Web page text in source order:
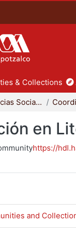
& Collections
División de Ciencias Sociales y Humanidades
en
https://
and